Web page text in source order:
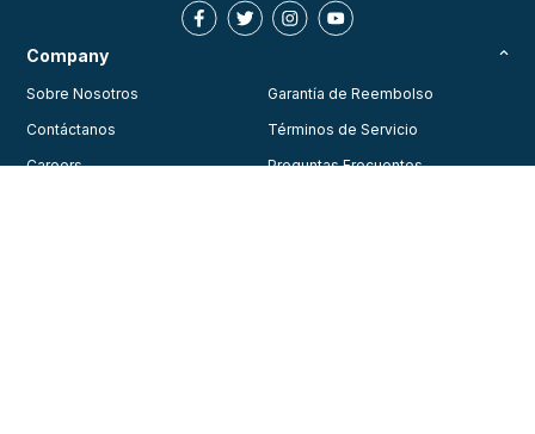
Company
Sobre Nosotros
Contáctanos
Careers
Garantía de Reembolso
Términos de Servicio
Preguntas Frecuentes